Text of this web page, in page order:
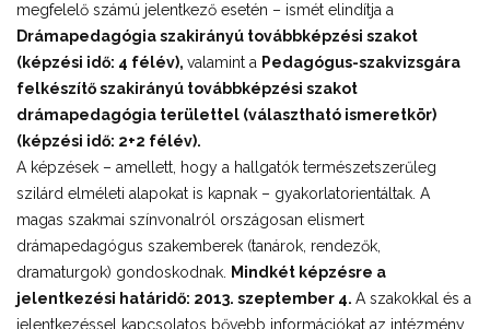
megfelelő számú jelentkező esetén – ismét elindítja a
Drámapedagógia szakirányú továbbképzési szakot
(képzési idő: 4 félév), valamint a Pedagógus-szakvizsgára
felkészítő szakirányú továbbképzési szakot
drámapedagógia területtel (választható ismeretkör)
(képzési idő: 2+2 félév).
A képzések – amellett, hogy a hallgatók természetszerűleg
szilárd elméleti alapokat is kapnak – gyakorlatorientáltak. A
magas szakmai színvonalról országosan elismert
drámapedagógus szakemberek (tanárok, rendezők,
dramaturgok) gondoskodnak.
Mindkét képzésre a
jelentkezési határidő: 2013. szeptember 4. A szakokkal és a
jelentkezéssel kapcsolatos bővebb információkat az intézmény